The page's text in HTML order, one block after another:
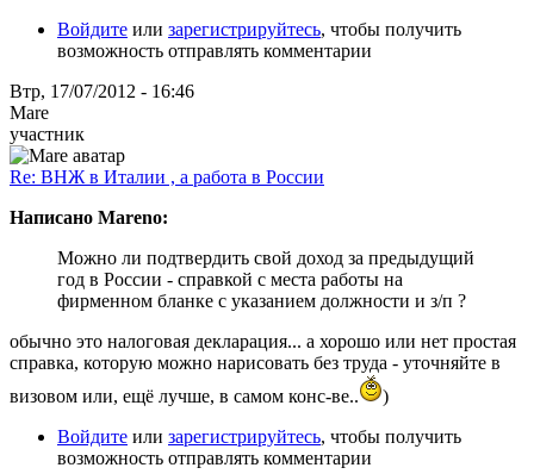
Войдите или зарегистрируйтесь, чтобы получить
возможность отправлять комментарии
Втр, 17/07/2012 - 16:46
Mare
участник
Re: ВНЖ в Италии , а работа в России
Написано Mareno:
Можно ли подтвердить свой доход за предыдущий
год в России - справкой с места работы на
фирменном бланке с указанием должности и з/п ?
обычно это налоговая декларация... а хорошо или нет простая
справка, которую можно нарисовать без труда - уточняйте в
визовом или, ещё лучше, в самом конс-ве..
)
Войдите или зарегистрируйтесь, чтобы получить
возможность отправлять комментарии